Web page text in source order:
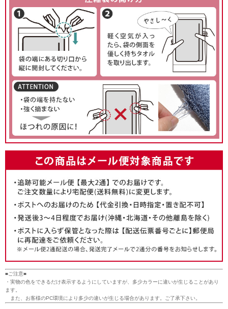
■ご注意■
・実物の色をできるだけ表示するようにしていますが、多少カラーに違いが生じることがあり
ます。
また、お客様のPC環境により多少の違いが生じる場合があります。ご了承下さい。